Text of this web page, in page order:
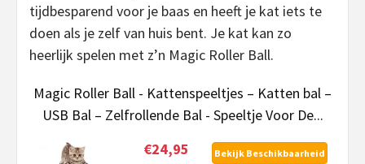
tijdbesparend voor je baas en heeft je kat iets te
doen als je zelf van huis bent. Je kat kan zo
heerlijk spelen met z’n Magic Roller Ball.
Magic Roller Ball - Kattenspeeltjes – Katten bal –
USB Bal – Zelfrollende Bal - Speeltje Voor De...
€24,95
Bekijk Beschikbaarheid